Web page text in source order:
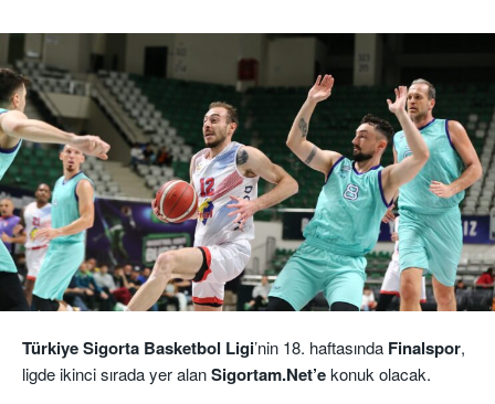
Türkiye Sigorta Basketbol Ligi’nin 18. haftasında Finalspor,
ligde ikinci sırada yer alanSigortam.Net’ekonuk olacak.